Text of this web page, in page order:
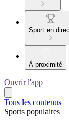
Sport en
À proximité
Ouvrir l'app
Tous les contenus
Sports populaires